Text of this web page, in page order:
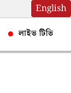
English
লাইভ টিভি